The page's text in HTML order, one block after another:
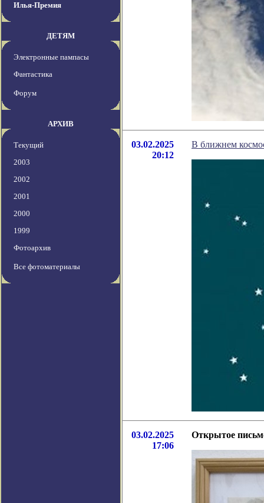
Илья-Премия
ДЕТЯМ
Электронные пампасы
Фантастика
Форум
АРХИВ
Текущий
2003
2002
2001
2000
1999
Фотоархив
Все фотоматериалы
03.02.2025
20:12
В ближнем
03.02.2025
17:06
Открытое